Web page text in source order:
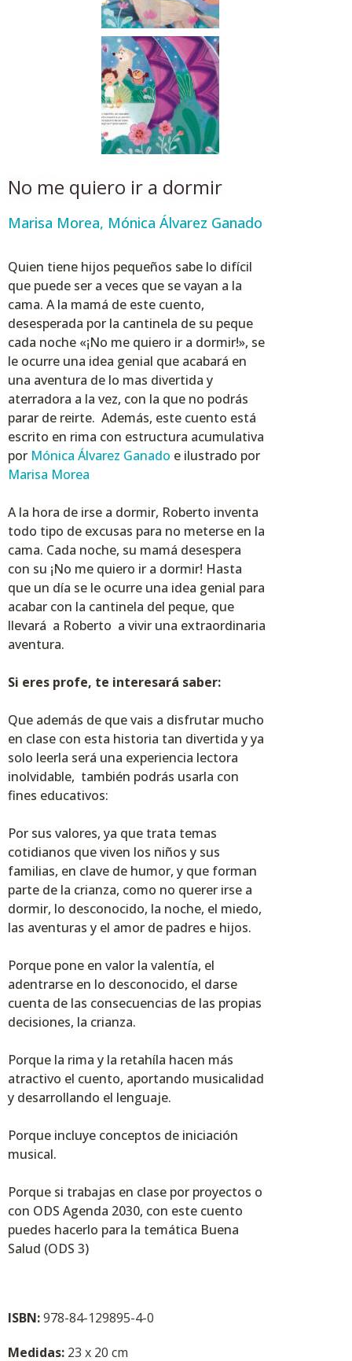
No me quiero ir a dormir
Marisa Morea, Mónica Álvarez Ganado
Quien tiene hijos pequeños sabe lo difícil
que puede ser a veces que se vayan a la
cama. A la mamá de este cuento,
desesperada por la cantinela de su peque
cada noche «¡No me quiero ir a dormir!», se
le ocurre una idea genial que acabará en
una aventura de lo mas divertida y
aterradora a la vez, con la que no podrás
parar de reirte. Además, este cuento está
escrito en rima con estructura acumulativa
por Mónica Álvarez Ganado e ilustrado por
Marisa Morea
A la hora de irse a dormir, Roberto inventa
todo tipo de excusas para no meterse en la
cama. Cada noche, su mamá desespera
con su ¡No me quiero ir a dormir! Hasta
que un día se le ocurre una idea genial para
acabar con la cantinela del peque, que
llevará a Roberto a vivir una extraordinaria
aventura.
Si eres profe, te interesará saber:
Que además de que vais a disfrutar mucho
en clase con esta historia tan divertida y ya
solo leerla será una experiencia lectora
inolvidable, también podrás usarla con
fines educativos:
Por sus valores, ya que trata temas
cotidianos que viven los niños y sus
familias, en clave de humor, y que forman
parte de la crianza, como no querer irse a
dormir, lo desconocido, la noche, el miedo,
las aventuras y el amor de padres e hijos.
Porque pone en valor la valentía, el
adentrarse en lo desconocido, el darse
cuenta de las consecuencias de las propias
decisiones, la crianza.
Porque la rima y la retahíla hacen más
atractivo el cuento, aportando musicalidad
y desarrollando el lenguaje.
Porque incluye conceptos de iniciación
musical.
Porque si trabajas en clase por proyectos o
con ODS Agenda 2030, con este cuento
puedes hacerlo para la temática Buena
Salud (ODS 3)
ISBN:978-84-129895-4-0
Medidas: 23 x 20 cm